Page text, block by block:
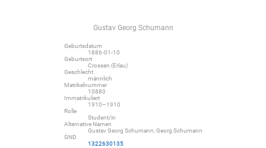
Gustav Georg Schumann
Geburtsdatum
1886-01-10
Geburtsort
Crossen (Erlau)
Geschlecht
männlich
Matrikelnummer
10880
Immatrikuliert
1910–1910
Rolle
Student/in
Alternative Namen
Gustav Georg Schumann, Georg Schumann
GND
1322630135